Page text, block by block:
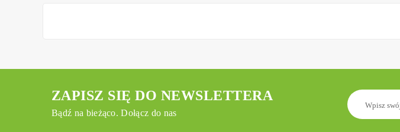
ZAPISZ SIĘ DO NEWSLETTERA
Bądź na bieżąco. Dołącz do nas